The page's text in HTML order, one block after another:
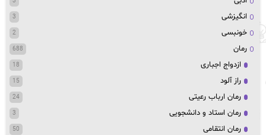
انگیزشی 3
خونبسی 2
رمان 688
ازدواج اجباری 18
راز آلود 15
رمان ارباب رعیتی 24
رمان استاد و دانشجویی 3
رمان انتقامی 50